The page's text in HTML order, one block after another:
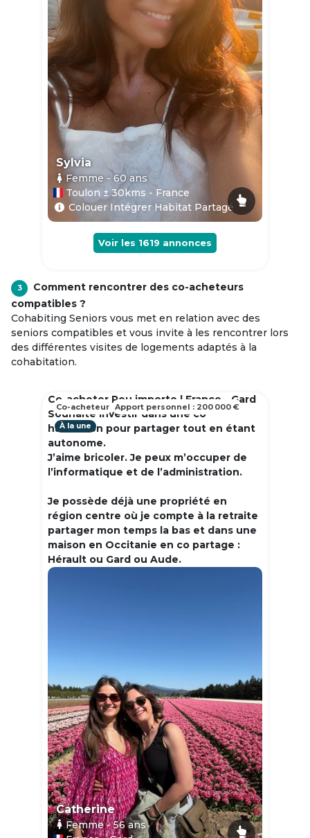
Sylvia
Femme - 60ans
Toulon ± 30kms - France
Colouer Intégrer Habitat Partagé
Voir les 1619 annonces
3
Comment rencontrer des co-acheteurs
compatibles ?
Cohabiting Seniors vous met en relation avec des
seniors compatibles et vous invite à les rencontrer lors
des différentes visites de logements adaptés à la
cohabitation.
Co-acheter Peu importe | France - Gard
Souhaite investir dans une co
habitation pour partager tout en étant
autonome.
J’aime bricoler. Je peux m’occuper de
l’informatique et de l’administration.
Je possède déjà une propriété en
région centre où je compte à la retraite
partager mon temps la bas et dans une
maison en Occitanie en co partage :
Hérault ou Gard ou Aude.
À la une
Catherine
Femme- 56ans
Co-acheteur Apport personnel : 200 000 €